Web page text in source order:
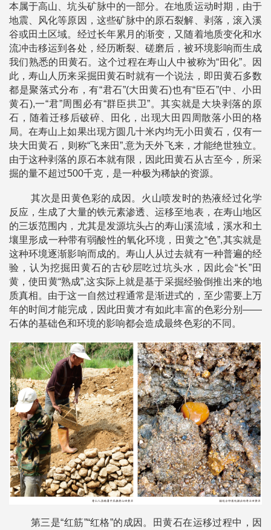
本属于高山、坑头矿脉中的一部分。在地质运动时期，由于
地震、风化等原因，这些矿脉中的原石裂解、剥落，滚入溪
谷或田土区域。经过长年累月的渐变，又随着地质变化和水
流冲击移运到各处，经历断裂、磋磨后，被环境影响而生成
我们熟悉的田黄石。这个过程在寿山人中被称为“田化”。因
此，寿山人历来采掘田黄石时就有一个说法，即田黄石多数
都是聚落式分布，有“君石”(大田黄石)也有“臣石”(中、小田
黄石),一“君”周围必有“群臣拱卫”。其实就是大块剥落的原
石，随着迁移后破碎、田化，出现大田四周散落小田的格
局。在寿山上如果出现方圆几十米内均无小田黄石，仅有一
块大田黄石，则称“飞来田”,意为天外飞来，才能绝世独立。
由于这种剥落的原石本就有限，因此田黄石从古至今，所采
掘的量不超过500千克，是一种极为稀缺的资源。
其次是田黄色彩的成因。火山喷发时的热液经过化学
反应，生成了大量的铁元素渗透、运移至地表，在寿山地区
的三坂范围内，尤其是发源坑头占的寿山溪流域，溪水和土
壤里形成一种带有弱酸性的氧化环境，田黄之“色”,其实就是
这种环境逐渐影响而成的。寿山人从过去就有一种普遍的经
验，认为挖掘田黄石的古砂层吃过坑头水，因此会“长”田
黄，使田黄“熟成”,这实际上就是基于采掘经验倒推出来的地
质真相。由于这一自然过程通常是渐进式的，至少需要上万
年的时间才能完成，因此田黄才有如此丰富的色彩分别——
石体的基础色和环境的影响都会造成最终色彩的不同。
第三是“红筋”“红格”的成因。田黄石在运移过程中，因